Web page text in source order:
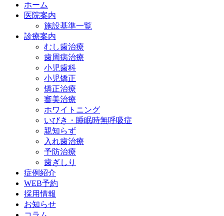
ホーム
医院案内
施設基準一覧
診療案内
むし歯治療
歯周病治療
小児歯科
小児矯正
矯正治療
審美治療
ホワイトニング
いびき・睡眠時無呼吸症
親知らず
入れ歯治療
予防治療
歯ぎしり
症例紹介
WEB予約
採用情報
お知らせ